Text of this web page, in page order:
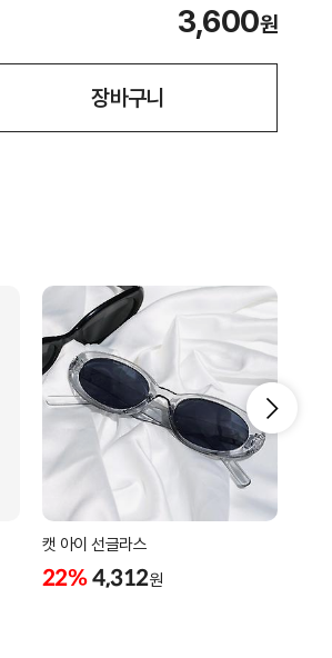
3,600원
장바구니
캣 아이 선글라스
22% 4,312원